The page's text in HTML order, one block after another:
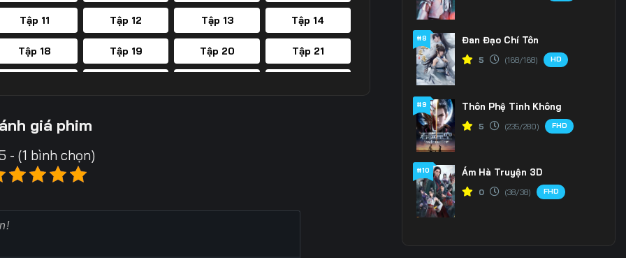
Tập 11 Tập 12 Tập 13 Tập 14
Tập 18 Tập 19 Tập 20 Tập 21
Tập 46
giá phim
- (1 bình chọn)
#8 Đan Đạo Chí Tôn
5 (168/168) HD
#9 Thôn Phệ Tinh Không
5 (235/280) FHD
#10 Ám Hà Truyện 3D
0 (38/38) FHD